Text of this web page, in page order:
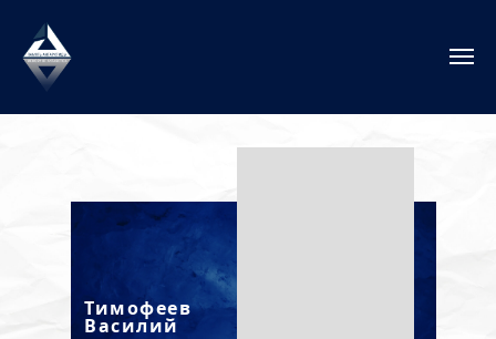
Тимофеев
Василий